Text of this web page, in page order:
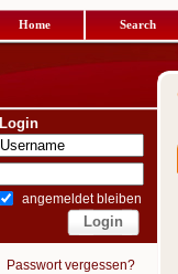
Home Search
Login
angemeldet bleiben
Passwort vergessen?